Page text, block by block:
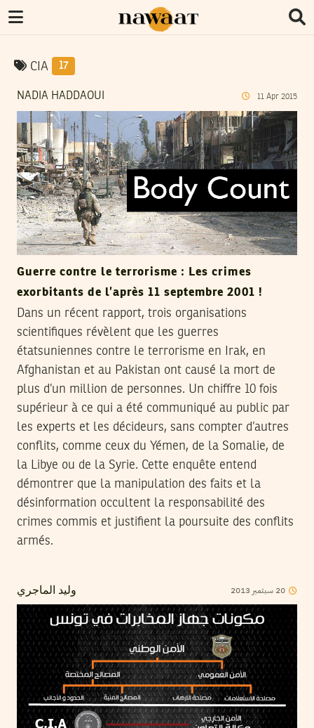
CIA 17
NADIA HADDAOUI 11 Apr 2015
Guerre contre le terrorisme : Les crimes
exorbitants de l’après 11 septembre 2001 !
Dans un récent rapport, trois organisations
scientifiques révèlent que les guerres
étatsuniennes contre le terrorisme en Irak, en
Afghanistan et au Pakistan ont causé la mort de
plus d’un million de personnes. Un chiffre 10 fois
supérieur à ce qui a été communiqué au public par
les experts et les décideurs, sans compter d’autres
conflits, comme ceux du Yémen, de la Somalie, de
la Libye ou de la Syrie. Cette enquête entend
démontrer que la manipulation des faits et la
désinformation occultent la responsabilité des
crimes commis et justifient la poursuite des conflits
armés.
وليد الماجري 20 سبتمبر 2013